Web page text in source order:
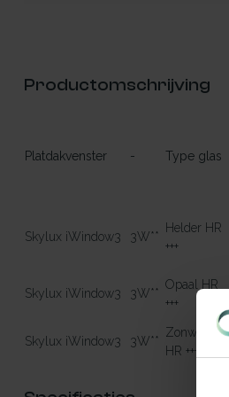
Productomschrijving
Platdakvenster - Type glas
Skylux iWindow3 3W**
Helder HR
+++
Skylux iWindow3 3W**
Opaal HR
+++
Skylux iWindow3 3W**
Zonwerend
HR +++